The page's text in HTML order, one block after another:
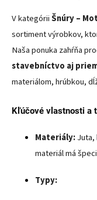
V kategóriiŠnúry –
sortiment výrobkov,
Naša ponuka zahŕňa
stavebníctvo aj
materiálom, hrúbkou,
Kľúčové vlastnosti a
Materiály:Juta,
materiál má
Typy: